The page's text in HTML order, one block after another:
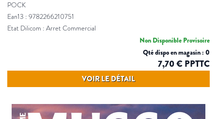
POCK
Ean13 : 9782266210751
Etat Dilicom : Arret Commercial
Non Disponible Provisoire
Qté dispo en magasin : 0
7,70 € PPTTC
VOIR LE DÉTAIL